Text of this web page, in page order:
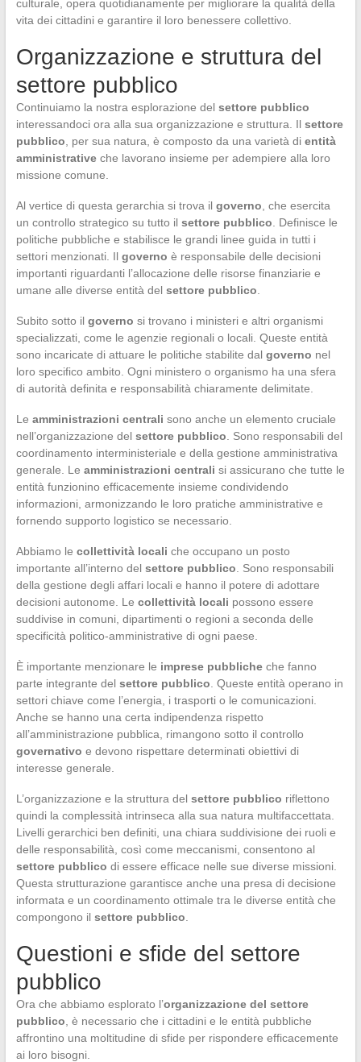
culturale, opera quotidianamente per migliorare la qualità della
vita dei cittadini e garantire il loro benessere collettivo.
Organizzazione e struttura del
settore pubblico
Continuiamo la nostra esplorazione del settore pubblico
interessandoci ora alla sua organizzazione e struttura. Il settore
pubblico , per sua natura, è composto da una varietà di entità
amministrativeche lavorano insieme per adempiere alla loro
missione comune.
Al vertice di questa gerarchia si trova il governo , che esercita
un controllo strategico su tutto il settore pubblico . Definisce le
politiche pubbliche e stabilisce le grandi linee guida in tutti i
settori menzionati. Il governo è responsabile delle decisioni
importanti riguardanti l’allocazione delle risorse finanziarie e
umane alle diverse entità del settore pubblico
Subito sotto il governo si trovano i ministeri e altri organismi
specializzati, come le agenzie regionali o locali. Queste entità
sono incaricate di attuare le politiche stabilite dal governo nel
loro specifico ambito. Ogni ministero o organismo ha una sfera
di autorità definita e responsabilità chiaramente delimitate.
Le amministrazioni centrali sono anche un elemento cruciale
nell’organizzazione del settore pubblico . Sono responsabili del
coordinamento interministeriale e della gestione amministrativa
generale. Le amministrazioni centrali si assicurano che tutte le
entità funzionino efficacemente insieme condividendo
informazioni, armonizzando le loro pratiche amministrative e
fornendo supporto logistico se necessario.
Abbiamo le collettività locali che occupano un posto
importante all’interno del settore pubblico . Sono responsabili
della gestione degli affari locali e hanno il potere di adottare
decisioni autonome. Le collettività locali possono essere
suddivise in comuni, dipartimenti o regioni a seconda delle
specificità politico-amministrative di ogni paese.
È importante menzionare le imprese pubblicheche fanno
parte integrante del settore pubblico . Queste entità operano in
settori chiave come l’energia, i trasporti o le comunicazioni.
Anche se hanno una certa indipendenza rispetto
all’amministrazione pubblica, rimangono sotto il controllo
governativo e devono rispettare determinati obiettivi di
interesse generale.
L’organizzazione e la struttura del settore pubblico riflettono
quindi la complessità intrinseca alla sua natura multifaccettata.
Livelli gerarchici ben definiti, una chiara suddivisione dei ruoli e
delle responsabilità, così come meccanismi, consentono al
settore pubblico di essere efficace nelle sue diverse missioni.
Questa strutturazione garantisce anche una presa di decisione
informata e un coordinamento ottimale tra le diverse entità che
compongono il settore pubblico
Questioni e sfide del settore
pubblico
Ora che abbiamo esplorato l’organizzazione del settore
pubblico , è necessario che i cittadini e le entità pubbliche
affrontino una moltitudine di sfide per rispondere efficacemente
ai loro bisogni.